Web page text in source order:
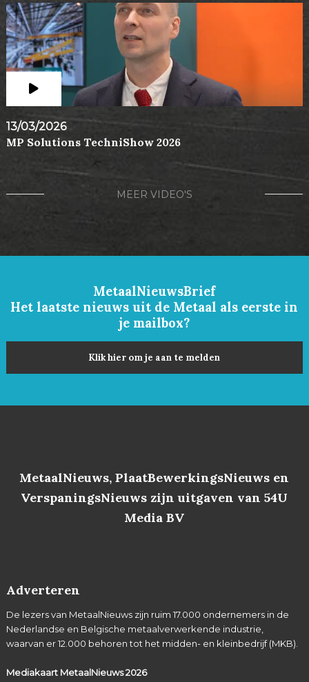
13/03/2026
MP Solutions TechniShow 2026
MEER VIDEO'S
MetaalNieuwsBrief
Het laatste nieuws uit de Metaal als eerste in
je mailbox?
Klik hier om je aan te melden
MetaalNieuws, PlaatBewerkingsNieuws en
VerspaningsNieuws zijn uitgaven van 54U
Media BV
Adverteren
De lezers van MetaalNieuws zijn ruim 17.000 ondernemers in de
Nederlandse en Belgische metaalverwerkende industrie,
waarvan er 12.000 behoren tot het midden- en kleinbedrijf (MKB).
Mediakaart MetaalNieuws2026